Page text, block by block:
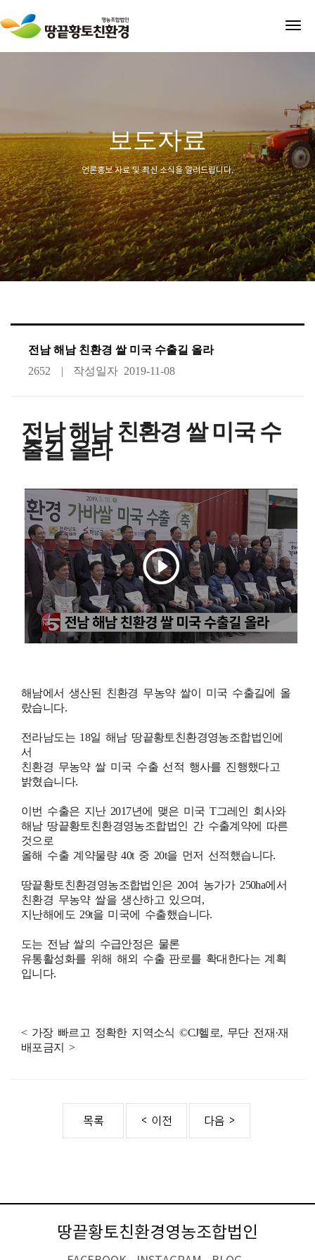
보도자료
언론홍보 자료 및 최신 소식을 알려드립니다.
전남 해남 친환경 쌀 미국 수출길 올라
2652
작성일자 2019-11-08
전남 해남 친환경 쌀 미국 수
출길 올라
해남에서 생산된 친환경 무농약 쌀이 미국 수출길에 올
랐습니다.
전라남도는 18일 해남 땅끝황토친환경영농조합법인에
서
친환경 무농약 쌀 미국 수출 선적 행사를 진행했다고
밝혔습니다.
이번 수출은 지난 2017년에 맺은 미국 T그레인 회사와
해남 땅끝황토친환경영농조합법인 간 수출계약에 따른
것으로
올해 수출 계약물량 40t 중 20t을 먼저 선적했습니다.
땅끝황토친환경영농조합법인은 20여 농가가 250ha에서
친환경 무농약 쌀을 생산하고 있으며,
지난해에도 29t을 미국에 수출했습니다.
도는 전남 쌀의 수급안정은 물론
유통활성화를 위해 해외 수출 판로를 확대한다는 계획
입니다.
< 가장 빠르고 정확한 지역소식 ©CJ헬로, 무단 전재·재
배포금지 >
땅끝황토친환경영농조합법인